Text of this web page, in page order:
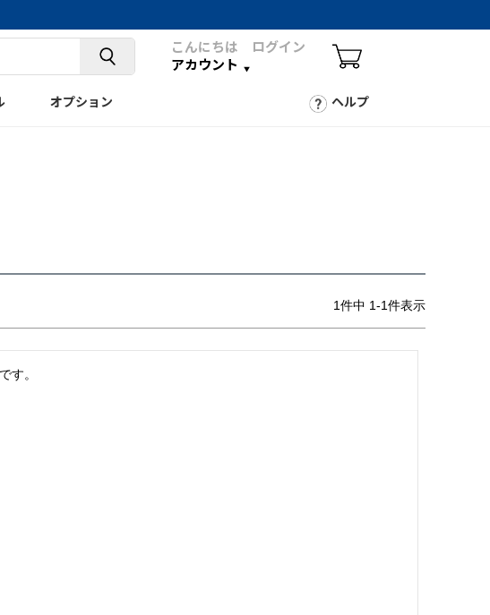
こんにちは ログイン
アカウント
オプション ヘルプ
1件中 1-1件表示
す。